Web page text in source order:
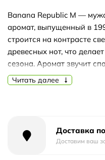
Banana Republic M —
аромат, выпущенный в
строится на контрасте
древесных нот, что
сезона. Аромат звучит
излишней сладости.
добавляя аромату
горчинку. База из
Читать далее
Доставка
Доставим ваш